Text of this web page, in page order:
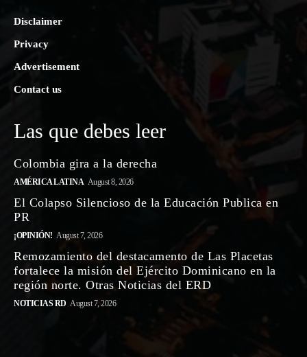
Disclaimer
Privacy
Advertisement
Contact us
Las que debes leer
Colombia gira a la derecha
AMÉRICA LATINA August 8, 2026
El Colapso Silencioso de la Educación Publica en
PR
¡OPINIÓN! August 7, 2026
Remozamiento del destacamento de Las Placetas
fortalece la misión del Ejército Dominicano en la
región norte. Otras Noticias del ERD
NOTICIAS RD August 7, 2026